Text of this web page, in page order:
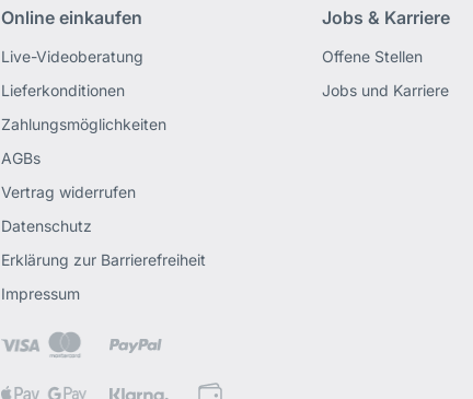
Online einkaufen
Live-Videoberatung
Lieferkonditionen
Zahlungsmöglichkeiten
AGBs
Vertrag widerrufen
Datenschutz
Erklärung zur Barrierefreiheit
Impressum
Jobs & Karriere
Offene Stellen
Jobs und Karriere